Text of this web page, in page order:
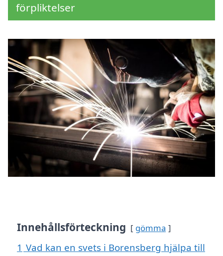
förpliktelser
Innehållsförteckning gömma
1 Vad kan en svets i Borensberg hjälpa till